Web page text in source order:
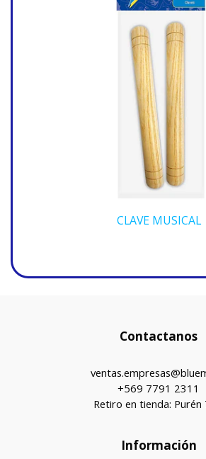
CLAVE MUSICAL
Contactanos
+569 7791 2311
Retiro en tienda: Purén
Información